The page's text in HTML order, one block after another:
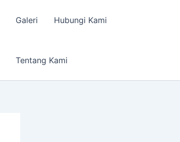
Galeri Hubungi Kami
Tentang Kami